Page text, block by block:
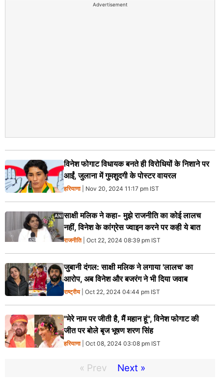
Advertisement
विनेश फोगाट विधायक बनते ही विरोधियों के निशाने पर
आईं, जुलाना में गुमशुदगी के पोस्टर वायरल
हरियाणा| Nov 20, 2024 11:17 pm IST
साक्षी मलिक ने कहा- मुझे राजनीति का कोई लालच
नहीं, विनेश के कांग्रेस ज्वाइन करने पर कही ये बात
राजनीति| Oct 22, 2024 08:39 pm IST
जुबानी दंगल: साक्षी मलिक ने लगाया 'लालच' का
आरोप, अब विनेश और बजरंग ने भी दिया जवाब
राष्ट्रीय| Oct 22, 2024 04:44 pm IST
"मेरे नाम पर जीती है, मैं महान हूं", विनेश फोगाट की
जीत पर बोले बृज भूषण शरण सिंह
हरियाणा| Oct 08, 2024 03:08 pm IST
« Prev Next »